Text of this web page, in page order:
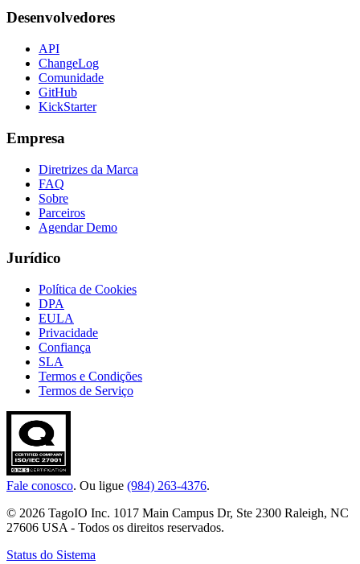
Desenvolvedores
API
ChangeLog
Comunidade
GitHub
KickStarter
Empresa
Diretrizes da Marca
FAQ
Sobre
Parceiros
Agendar Demo
Jurídico
Política de Cookies
DPA
EULA
Privacidade
Confiança
SLA
Termos e Condições
Termos de Serviço
Fale conosco. Ou ligue (984) 263-4376.
© 2026 TagoIO Inc. 1017 Main Campus Dr, Ste 2300 Raleigh, NC
27606 USA - Todos os direitos reservados.
Status do Sistema